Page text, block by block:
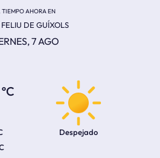
TIEMPO AHORA EN
DE GUÍXOLS
7 AGO
Despejado